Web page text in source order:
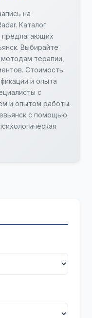
на
Каталог
предлагающих
Выбирайте
терапии,
Стоимость
и опыта
с
и опытом работы.
с помощью